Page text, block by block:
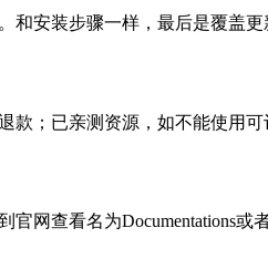
安装步骤一样，最后是覆盖更
；已亲测资源，如不能使用
网查看名为Documentations